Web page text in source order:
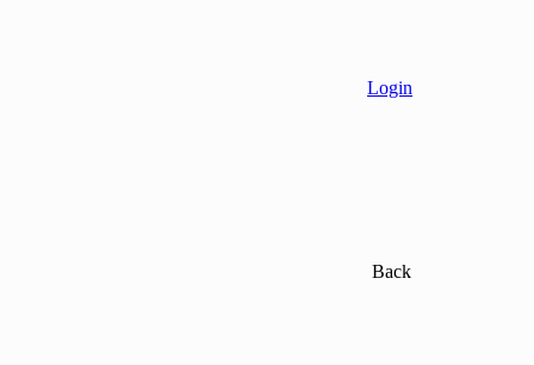
Login
Back